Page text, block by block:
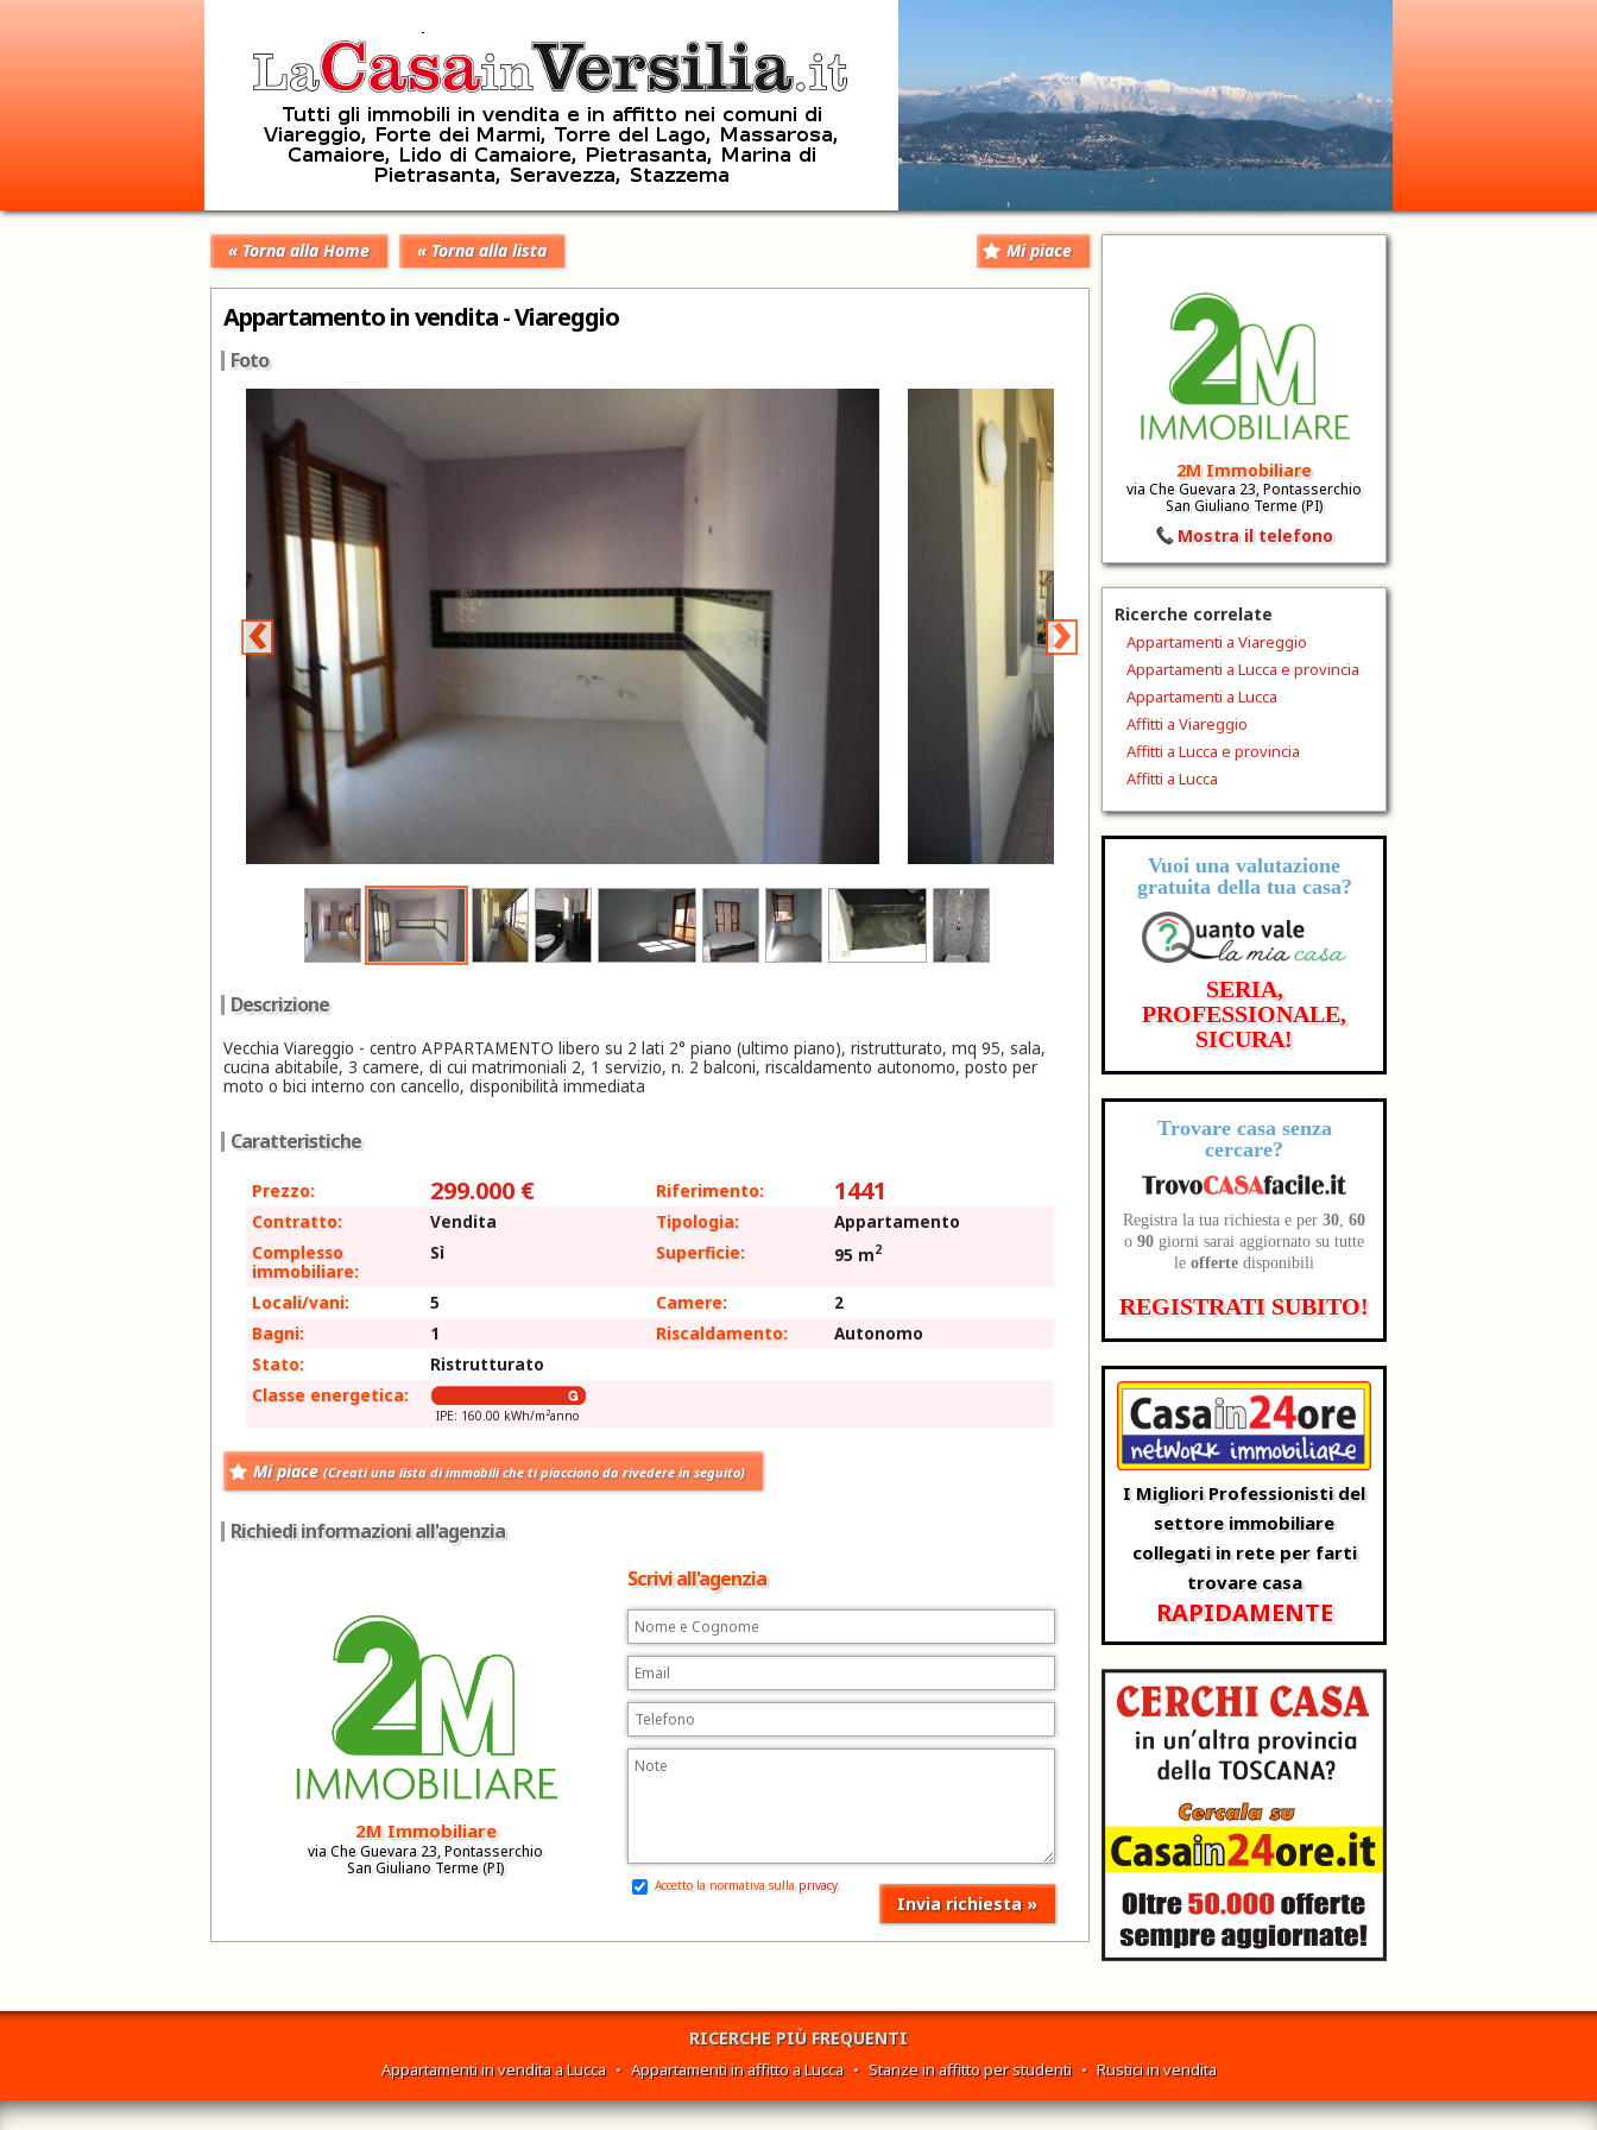
« Torna alla Home « Torna alla lista Mi piace
Appartamento in vendita - Viareggio
Foto
‹ ›
Descrizione
Vecchia Viareggio - centro APPARTAMENTO libero su 2 lati 2° piano (ultimo piano), ristrutturato, mq 95, sala,
cucina abitabile, 3 camere, di cui matrimoniali 2, 1 servizio, n. 2 balconi, riscaldamento autonomo, posto per
moto o bici interno con cancello, disponibilità immediata
Caratteristiche
Prezzo: 299.000 € Riferimento: 1441
Contratto: Vendita Tipologia:
Appartamento
Complesso
immobiliare:
Sì Superficie: 95 m2
Locali/vani: 5 Camere:
2
Bagni:
1 Riscaldamento:
Autonomo
Stato:
Ristrutturato
Classe energetica:
IPE: 160.00 kWh/m 2anno
Mi piace (Creati una lista di immobili che ti piacciono da rivedere in seguito)
Richiedi informazioni all'agenzia
2M Immobiliare
via Che Guevara 23, Pontasserchio
San Giuliano Terme (PI)
Scrivi all'agenzia
Accetto la normativa sulla privacy
2M Immobiliare
via Che Guevara 23, Pontasserchio
San Giuliano Terme (PI)
Mostra il telefono
Ricerche correlate
Appartamenti a Viareggio
Appartamenti a Lucca e provincia
Appartamenti a Lucca
Affitti a Viareggio
Affitti a Lucca e provincia
Affitti a Lucca
Vuoi una valutazione
gratuitadella tua casa?
SERIA,
PROFESSIONALE,
SICURA!
Trovare casa senza
cercare?
Registra la tua richiesta e per 30, 60
o 90 giorni sarai aggiornato su tutte
le offerte disponibili
REGISTRATI SUBITO!
I Migliori Professionisti del
settore immobiliare
collegati in rete per farti
trovare casa
RAPIDAMENTE
RICERCHE PIÙ FREQUENTI
Appartamenti in vendita a Lucca • Appartamenti in affitto a Lucca • Stanze in affitto per studenti • Rustici in vendita